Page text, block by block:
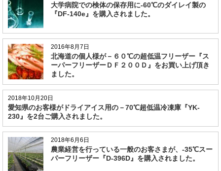
大学病院での検体の保存用に-60℃のダイレイ製の
『DF-140e』を購入されました。
2016年8月7日
北海道の個人様が－６０℃の超低温フリーザー『ス
ーパーフリーザーＤＦ２００Ｄ』をお買い上げ頂き
ました。
2018年10月20日
愛知県のお客様がドライアイス用の－70℃超低温冷凍庫『YK-
230』を2台ご購入されました。
2018年6月6日
農業経営を行っている一般のお客さまが、-35℃スー
パーフリーザー『D-396D』を購入されました。